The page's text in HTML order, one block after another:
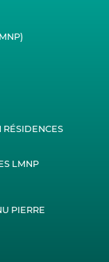
RÉSIDENCES
LMNP
PIERRE